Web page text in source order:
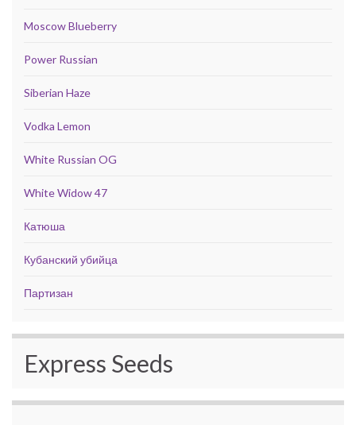
Moscow Blueberry
Power Russian
Siberian Haze
Vodka Lemon
White Russian OG
White Widow 47
Катюша
Кубанский убийца
Партизан
Express Seeds